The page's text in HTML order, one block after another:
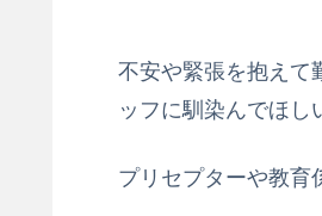
不安や緊張を抱えて
ッフに馴染んでほし
プリセプターや教育